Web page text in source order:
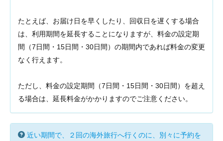
たとえば、お届け日を早くしたり、回収日を遅くする場合
は、利用期間を延長することになりますが、料金の設定期
間（7日間・15日間・30日間）の期間内であれば料金の変更
なく行えます。
ただし、料金の設定期間（7日間・15日間・30日間）を超え
る場合は、延長料金がかかりますのでご注意ください。
近い期間で、２回の海外旅行へ行くのに、別々に予約を